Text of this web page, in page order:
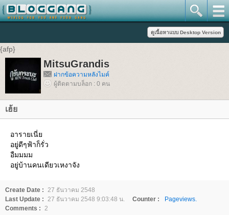
{afp}
MitsuGrandis
ฝากข้อความหลังไมค์
ผู้ติดตามบล็อก : 0 คน
เฮ้ย
อารายเนี่ย
อยู่ดีๆฟ้าก็รั่ว
อืมมมม
อยู่บ้านคนเดียวเหงาจัง
Create Date : 27 ธันวาคม 2548
Last Update : 27 ธันวาคม 2548 9:03:48 น. Counter :
Pageviews.
Comments : 2